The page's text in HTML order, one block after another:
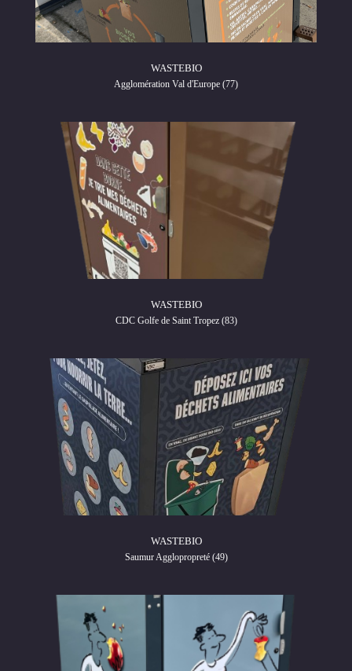
WASTEBIO
Agglomération Val d'Europe (77)
WASTEBIO
CDC Golfe de Saint Tropez (83)
WASTEBIO
Saumur Agglopropreté (49)